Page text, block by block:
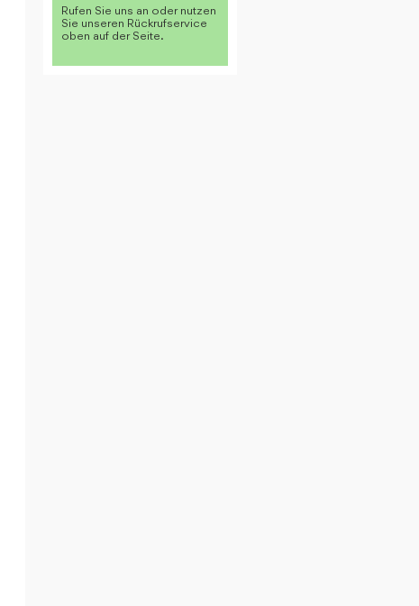
Rufen Sie uns an oder nutzen
Sie unseren Rückrufservice
oben auf der Seite.